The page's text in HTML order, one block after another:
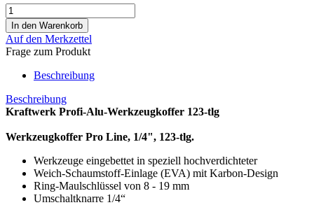
Auf den Merkzettel
Frage zum Produkt
Beschreibung
Beschreibung
Kraftwerk Profi-Alu-Werkzeugkoffer 123-tlg
Werkzeugkoffer Pro Line, 1/4", 123-tlg.
Werkzeuge eingebettet in speziell hochverdichteter
Weich-Schaumstoff-Einlage (EVA) mit Karbon-Design
Ring-Maulschlüssel von 8 - 19 mm
Umschaltknarre 1/4“